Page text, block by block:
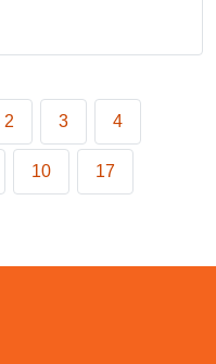
2 3 4
10 17